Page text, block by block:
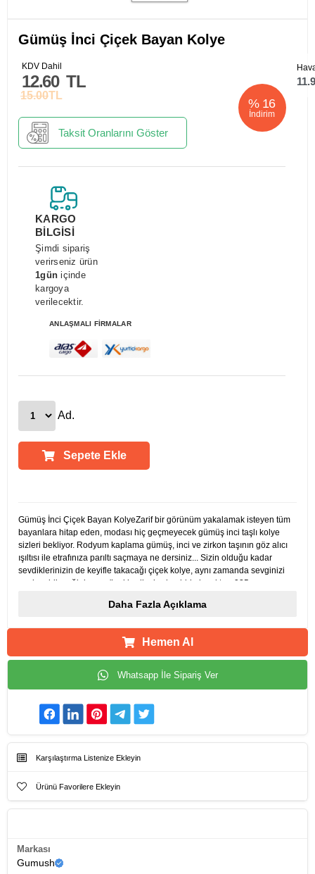
Gümüş İnci Çiçek Bayan Kolye
% 16
İndirim
15.00TL
12.60 TL
KDV Dahil
Taksit Oranlarını Göster
KARGO
BİLGİSİ
Şimdi sipariş
verirseniz ürün
1gün içinde
kargoya
verilecektir.
ANLAŞMALI FİRMALAR
Ad.
Sepete Ekle
Gümüş İnci Çiçek Bayan KolyeZarif bir görünüm yakalamak isteyen tüm
bayanlara hitap eden, modası hiç geçmeyecek gümüş inci taşlı kolye
sizleri bekliyor. Rodyum kaplama gümüş, inci ve zirkon taşının göz alıcı
ışıltısı ile etrafınıza parıltı saçmaya ne dersiniz... Sizin olduğu kadar
sevdiklerinizin de keyifle takacağı çiçek kolye, aynı zamanda sevginizi
paylaşabileceğiniz en güzel hediyelerden biri olacaktır. . 925 ayar
Rodyum kaplama yapılan ürünler parlaklığını uzun süre muhafaza eder,
nedeniyle ürün ağırlığında ± %5 sapma olabilmektedir.
Daha Fazla Açıklama
Hemen Al
Whatsapp İle Sipariş Ver
Karşılaştırma Listenize Ekleyin
Ürünü Favorilere Ekleyin
Markası
Gumush